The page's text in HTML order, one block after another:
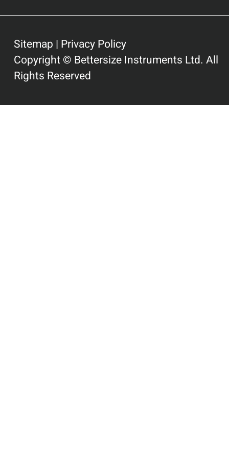
Sitemap | Privacy Policy
Copyright © Bettersize Instruments Ltd. All
Rights Reserved